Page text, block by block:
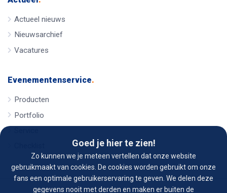
Goed je hier te zien!
Zo kunnen we je meteen vertellen dat onze website
gebruikmaakt van cookies. De cookies worden gebruikt om onze
fans een optimale gebruikerservaring te geven. We delen deze
gegevens nooit met derden en maken er buiten de
Actueel nieuws
Nieuwsarchief
Vacatures
Evenementenservice.
Producten
Portfolio